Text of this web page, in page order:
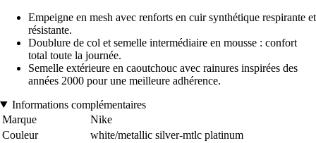
Empeigne en mesh avec renforts en cuir synthétique respirante et
résistante.
Doublure de col et semelle intermédiaire en mousse : confort
total toute la journée.
Semelle extérieure en caoutchouc avec rainures inspirées des
années 2000 pour une meilleure adhérence.
Informations complémentaires
Marque
Nike
Couleur
white/metallic silver-mtlc platinum